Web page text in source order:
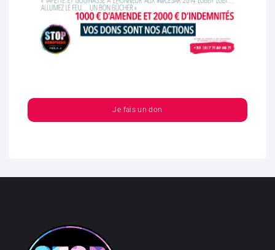
Je fais un don